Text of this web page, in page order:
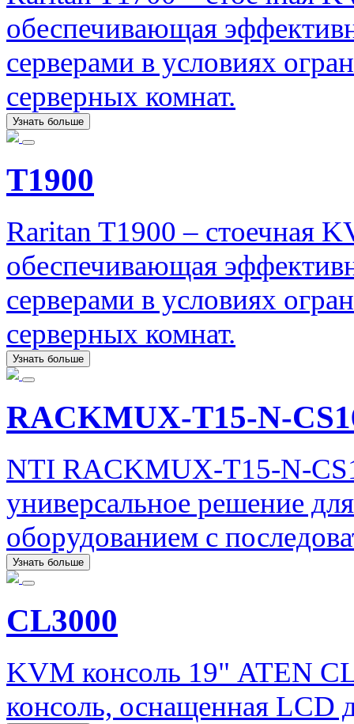
обеспечивающая
серверами в условиях
серверных комнат.
Узнать больше
T1900
Raritan T1900 – стоечная
обеспечивающая
серверами в условиях
серверных комнат.
Узнать больше
RACKMUX-T15-N-
NTI RACKMUX-T15-N-
универсальное решение
оборудованием с
Узнать больше
CL3000
KVM консоль 19" ATEN
консоль, оснащенная LCD